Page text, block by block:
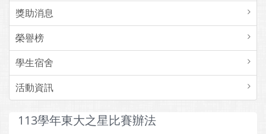
獎助消息
榮譽榜
學生宿舍
活動資訊
113學年東大之星比賽辦法